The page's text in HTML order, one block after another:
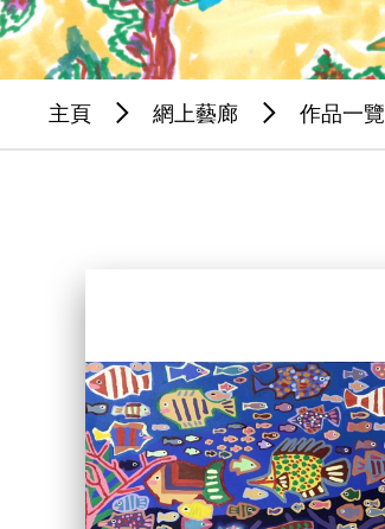
主頁 網上藝廊 作品一覽